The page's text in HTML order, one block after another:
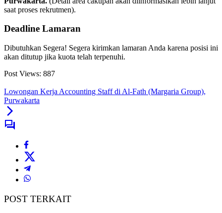
saat proses rekrutmen).
Deadline Lamaran
Dibutuhkan Segera! Segera kirimkan lamaran Anda karena posisi ini
akan ditutup jika kuota telah terpenuhi.
Post Views: 887
Lowongan Kerja Accounting Staff di Al-Fath (Margaria Group),
Purwakarta
POST TERKAIT